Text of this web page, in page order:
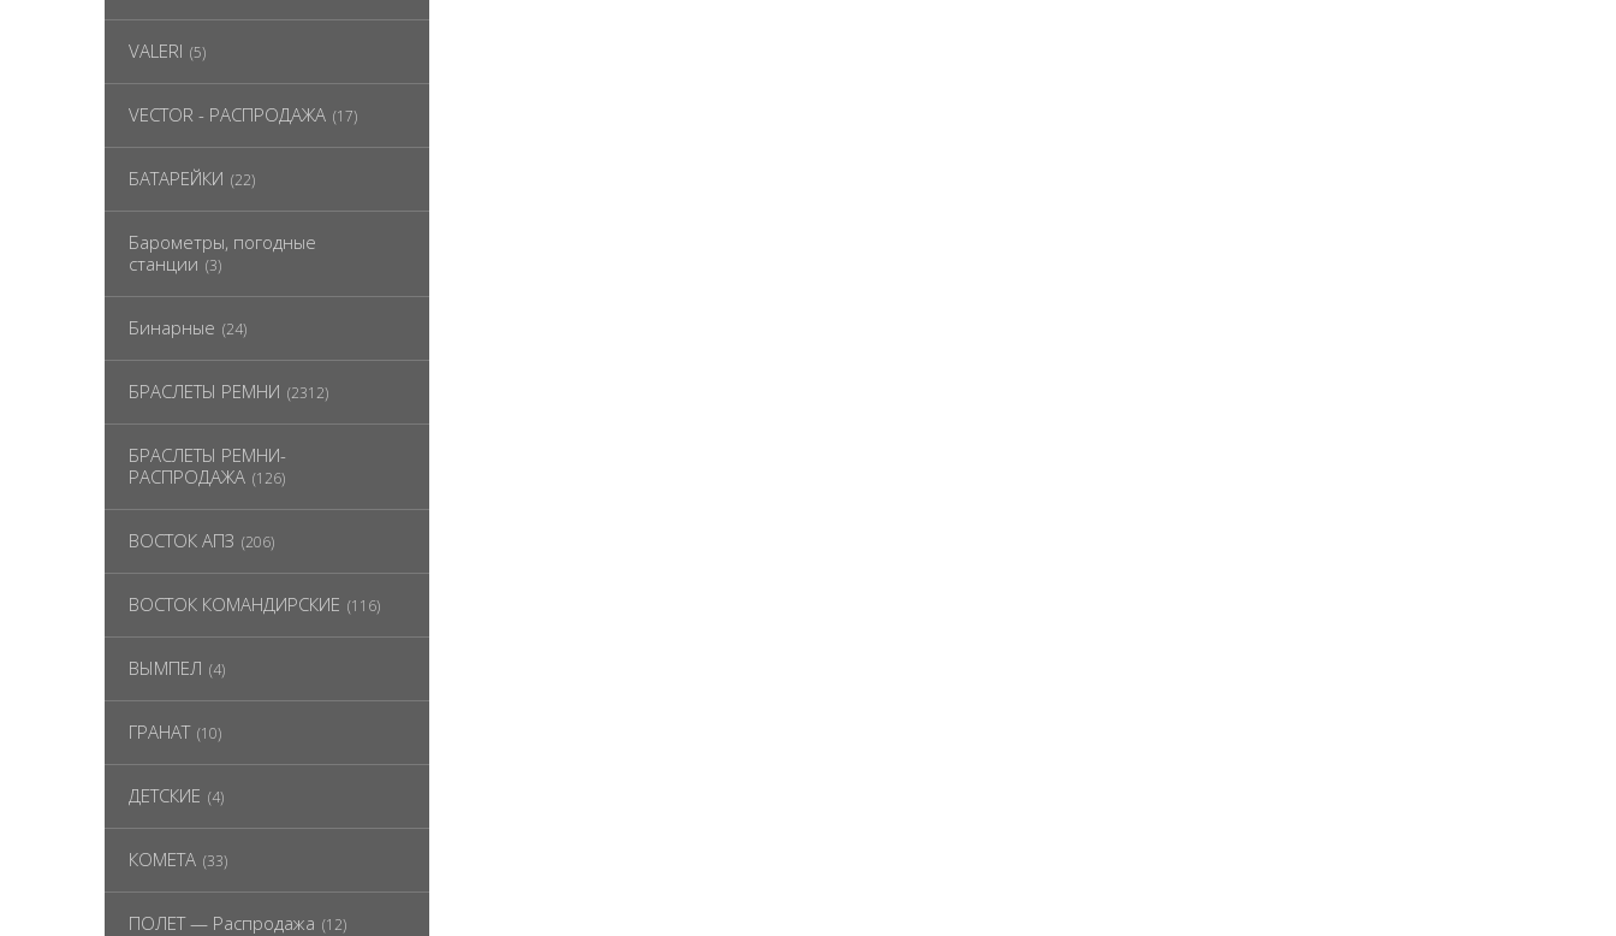
VALERI (5)
VECTOR - РАСПРОДАЖА (17)
БАТАРЕЙКИ (22)
Барометры, погодные
станции (3)
Бинарные (24)
БРАСЛЕТЫ РЕМНИ (2312)
БРАСЛЕТЫ РЕМНИ-
РАСПРОДАЖА (126)
ВОСТОК АПЗ (206)
ВОСТОК КОМАНДИРСКИЕ (116)
ВЫМПЕЛ (4)
ГРАНАТ (10)
ДЕТСКИЕ (4)
КОМЕТА (33)
ПОЛЕТ — Распродажа (12)